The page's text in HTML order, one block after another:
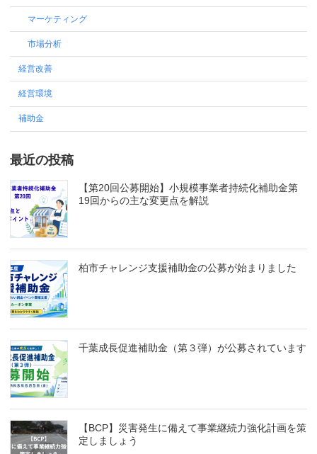
マーケティング
市場分析
経営改善
経営環境
補助金
最近の投稿
【第20回公募開始】小規模事業者持続化補助金第
19回からの主な変更点を解説
柏市チャレンジ支援補助金の公募が始まりました
千葉成長促進補助金（第３弾）が公募されています
【BCP】災害発生に備えて事業継続力強化計画を策
定しましょう